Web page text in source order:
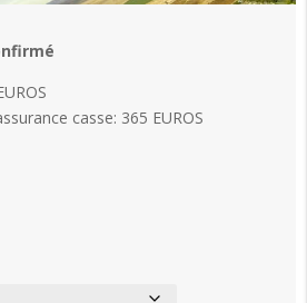
casse: 365 EUROS